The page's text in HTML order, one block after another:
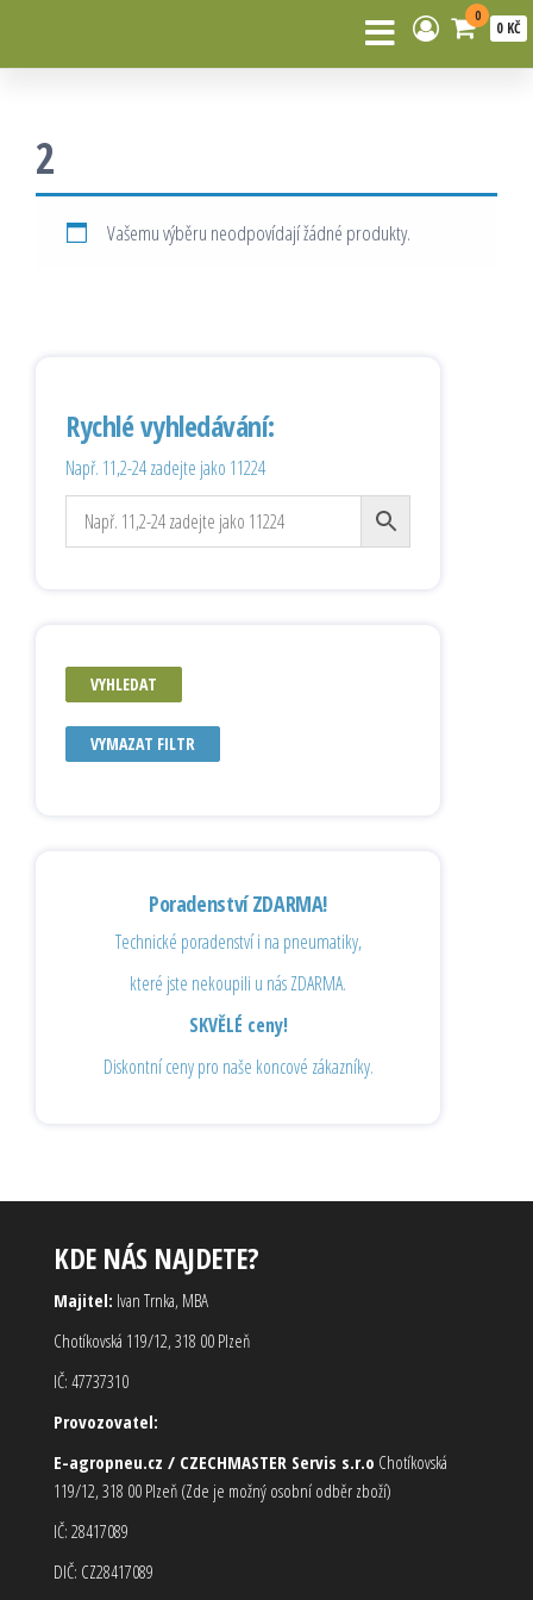
0
0 KČ
2
Vašemu výběru neodpovídají žádné produkty.
Rychlé vyhledávání:
Např. 11,2-24 zadejte jako 11224
VYHLEDAT
VYMAZAT FILTR
Poradenství ZDARMA!
Technické poradenství i na pneumatiky,
které jste nekoupili u nás ZDARMA.
SKVĚLÉ ceny!
Diskontní ceny pro naše koncové zákazníky.
KDE NÁS NAJDETE?
Majitel: Ivan Trnka, MBA
Chotíkovská 119/12, 318 00 Plzeň
IČ: 47737310
Provozovatel:
E-agropneu.cz / CZECHMASTER Servis s.r.o Chotíkovská
119/12, 318 00 Plzeň (Zde je možný osobní odběr zboží)
IČ: 28417089
DIČ: CZ28417089